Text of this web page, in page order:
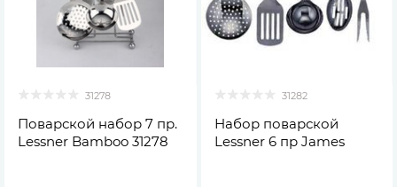
31278
Поварской набор 7 пр.
Lessner Bamboo 31278
31282
Набор поварской
Lessner 6 пр James